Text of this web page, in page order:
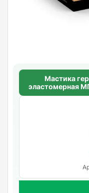
Мастика
эластомерная